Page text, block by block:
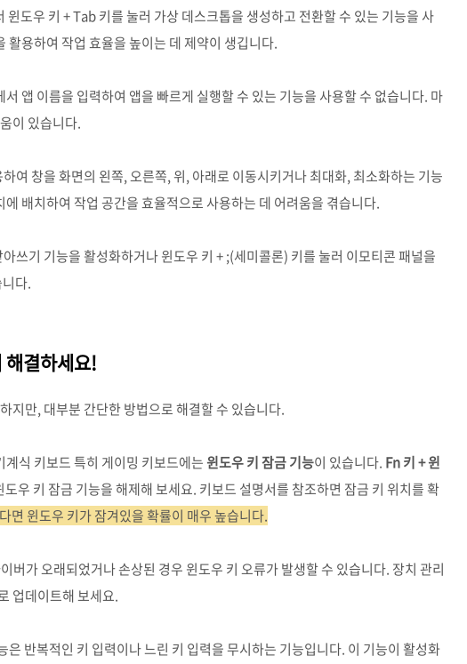
윈도우 키 + Tab 키를 눌러 가상 데스크톱을 생성하고 전환할 수 있는 기능을 사
활용하여 작업 효율을 높이는 데 제약이 생깁니다.
서 앱 이름을 입력하여 앱을 빠르게 실행할 수 있는 기능을 사용할 수 없습니다. 마
이 있습니다.
여 창을 화면의 왼쪽, 오른쪽, 위, 아래로 이동시키거나 최대화, 최소화하는 기능
배치하여 작업 공간을 효율적으로 사용하는 데 어려움을 겪습니다.
쓰기 기능을 활성화하거나 윈도우 키 + ;(세미콜론) 키를 눌러 이모티콘 패널을
다.
해결하세요!
지만, 대부분 간단한 방법으로 해결할 수 있습니다.
계식 키보드 특히 게이밍 키보드에는 윈도우 키 잠금 기능이 있습니다. Fn 키 + 윈
우 키 잠금 기능을 해제해 보세요. 키보드 설명서를 참조하면 잠금 키 위치를 확
면 윈도우 키가 잠겨있을 확률이 매우 높습니다.
버가 오래되었거나 손상된 경우 윈도우 키 오류가 발생할 수 있습니다. 장치 관리
업데이트해 보세요.
은 반복적인 키 입력이나 느린 키 입력을 무시하는 기능입니다. 이 기능이 활성화